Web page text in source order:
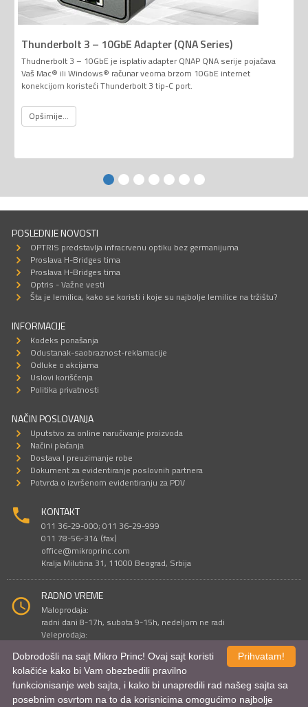
Thunderbolt 3 – 10GbE Adapter (QNA Series)
Thudnerbolt 3 – 10GbE je isplativ adapter QNAP QNA serije pojačava
Vaš Mac® ili Windows® računar veoma brzom 10GbE internet
konekcijom koristeći Thunderbolt 3 tip-C port.
Opširnije...
POSLEDNJE NOVOSTI
OPTRIS predstavlja infracrvenu optiku bez germanijuma
Proslava H-Bridges tima
Proslava H-Bridges tima
Optris - Važne vesti
Šta je lemilica, kako se koristi i koje su najbolje lemilice na tržištu?
INFORMACIJE
Kodeks ponašanja
Odustanak-saobraznost-reklamacije
Odluke o akcijama
Uslovi korišćenja
Politika privatnosti
NAČIN POSLOVANJA
Uputstvo za online naručivanje proizvoda
Načini plaćanja
Dostava I preuzimanje robe
Dokument za evidentiranje poslovnih partnera
Potvrda o izvršenom evidentiranju za PDV
KONTAKT
011 36-29-000; 011 36-29-999
011 78-56-314 (fax)
office@mikroprinc.com
Kralja Milutina 31, 11000 Beograd, Srbija
RADNO VREME
Maloprodaja:
radni dani 8-17h, subota 9-15h, nedeljom ne radi
Veleprodaja:
Sve cene su iskazane u dinarima. PDV je uračunat u cenu.
© Mikro Princ 1999 - 2026. Sva prava su zadržana.
Prihvatam!
Dobrodošli na sajt Mikro Princ! Ovaj sajt koristi
kolačiće kako bi Vam obezbedili pravilno
funkcionisanje web sajta, i kako bi unapredili rad našeg sajta sa
posebnim osvrtom na to da korisnicima omogućimo najbolje